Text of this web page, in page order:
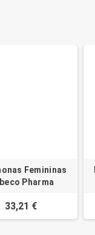
Femininas
Pharma
33,21 €